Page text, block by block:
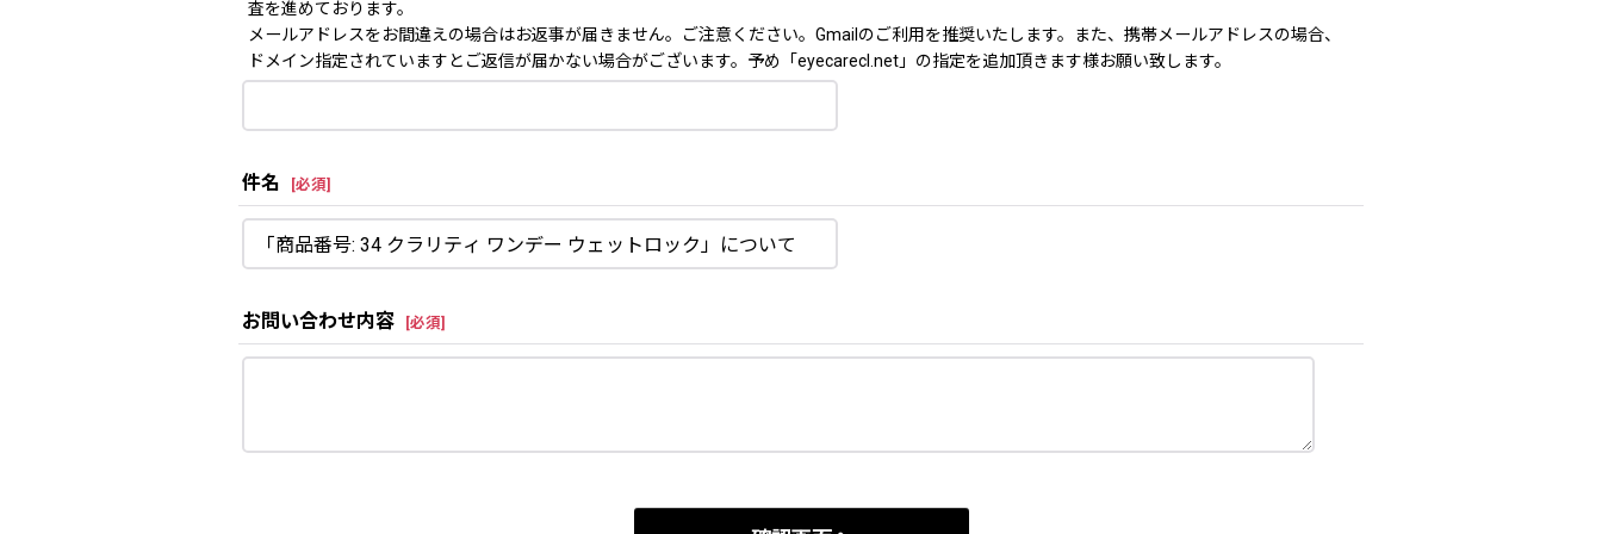
査を進めております。
メールアドレスをお間違えの場合はお返事が届きません。ご注意ください。Gmailのご利用を推奨いたします。また、携帯メールアドレスの場合、
ドメイン指定されていますとご返信が届かない場合がございます。予め「eyecarecl.net」の指定を追加頂きます様お願い致します。
件名 [必須]
お問い合わせ内容 [必須]